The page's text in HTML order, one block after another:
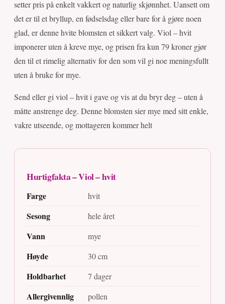
setter pris på enkelt vakkert og naturlig skjønnhet. Uansett om
det er til et bryllup, en fødselsdag eller bare for å gjøre noen
glad, er denne hvite blomsten et sikkert valg. Viol – hvit
imponerer uten å kreve mye, og prisen fra kun 79 kroner gjør
den til et rimelig alternativ for den som vil gi noe meningsfullt
uten å bruke for mye.
Send eller gi viol – hvit i gave og vis at du bryr deg – uten å
måtte anstrenge deg. Denne blomsten sier mye med sitt enkle,
vakre utseende, og mottageren kommer helt
Hurtigfakta – Viol – hvit
Farge hvit
Sesong hele året
Vann mye
Høyde 30 cm
Holdbarhet 7 dager
Allergivennlig pollen